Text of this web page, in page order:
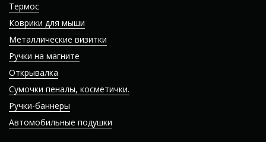
Термос
Коврики для мыши
Металлические визитки
Ручки на магните
Открывалка
Сумочки пеналы, косметички.
Ручки-баннеры
Автомобильные подушки